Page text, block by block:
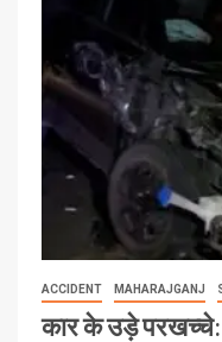
ACCIDENT MAHARAJGANJ
कार के उड़े परखच्चे: